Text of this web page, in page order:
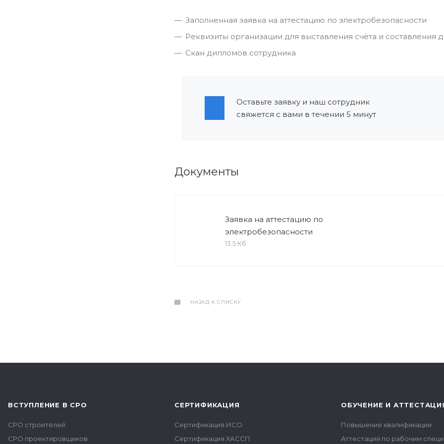
Заполненная заявка на аттестацию по электробезопасности
Реквизиты организации для выставления счёта и составления
Скан дипломов сотрудника
Оставьте заявку и наш сотрудник
свяжется с вами в течении 5 минут
Документы
Заявка на аттестацию по
электробезопасности
13.5 Кб
НАЗАД К СПИСКУ
ВСТУПЛЕНИЕ В СРО
СРО строителей
СРО проектировщиков
СЕРТИФИКАЦИЯ
Сертификация ИСО
Сертификация ХАССП
ОБУЧЕНИЕ И
Повышение квалификации
Аттестация по рабочим